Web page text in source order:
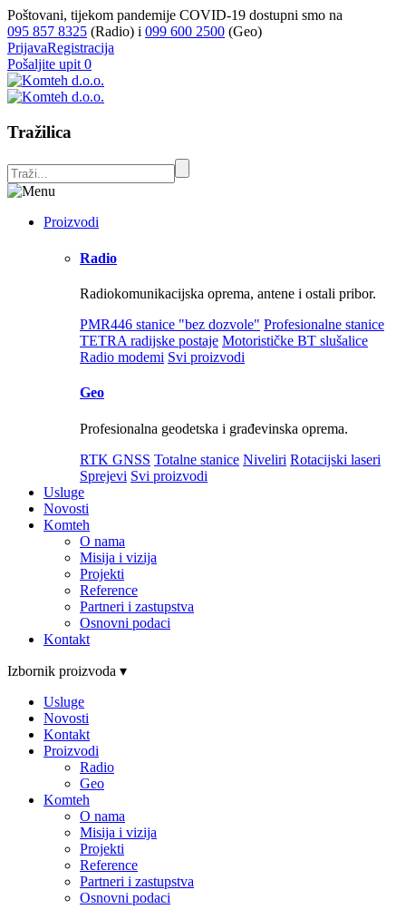
Poštovani, tijekom pandemije COVID-19 dostupni smo na
095 857 8325 (Radio) i 099 600 2500 (Geo)
PrijavaRegistracija
Pošaljite upit 0
Tražilica
Proizvodi
Radio
Radiokomunikacijska oprema, antene i ostali pribor.
PMR446 stanice "bez dozvole" Profesionalne stanice
TETRA radijske postaje Motorističke BT slušalice
Radio modemi Svi proizvodi
Geo
Profesionalna geodetska i građevinska oprema.
RTK GNSS Totalne stanice Niveliri Rotacijski laseri
Sprejevi Svi proizvodi
Usluge
Novosti
Komteh
O nama
Misija i vizija
Projekti
Reference
Partneri i zastupstva
Osnovni podaci
Kontakt
Izbornik proizvoda ▾
Usluge
Novosti
Kontakt
Proizvodi
Radio
Geo
Komteh
O nama
Misija i vizija
Projekti
Reference
Partneri i zastupstva
Osnovni podaci